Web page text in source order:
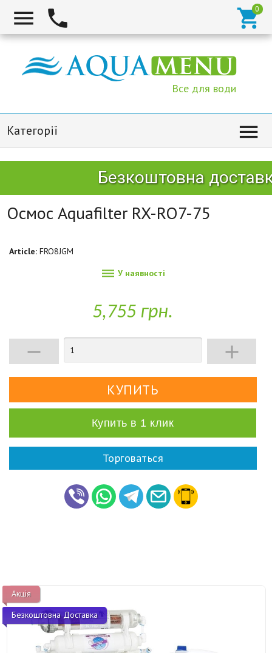
  
Все для води
Категорії 
Безкоштовна
Осмос Aquafilter RX-RO7-75
Article: FRO8JGM
 У наявності
5,755 грн.
 
Купить в 1 клик
Торговаться
Акція
Безкоштовна Доставка